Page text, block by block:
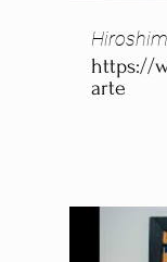
https://
arte